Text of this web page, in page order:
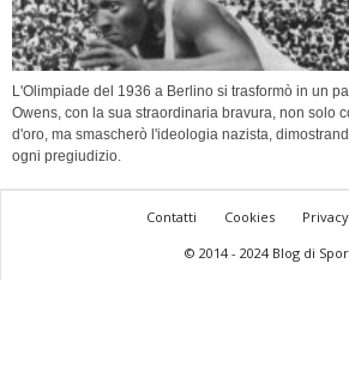
L'Olimpiade del 1936 a Berlino si trasformò in un
Owens, con la sua straordinaria bravura, non solo
d'oro, ma smascherò l'ideologia nazista,
ogni pregiudizio.
Contatti Cookies
© 2014 - 2024 Blog di